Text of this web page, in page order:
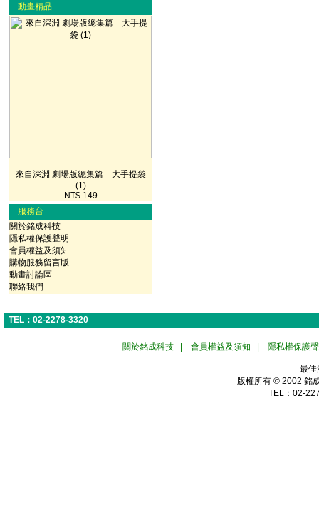
動畫精品
來自深淵 劇場版總集篇 大手提袋
(1)
NT$ 149
服務台
關於銘成科技
隱私權保護聲明
會員權益及須知
購物服務留言版
動畫討論區
聯絡我們
TEL：02-2278-3320
關於銘成科技 會員權益及須知 隱私權保護
最佳
版權所有 © 2002 銘
TEL：02-